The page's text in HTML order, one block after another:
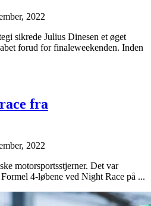
2022
sikrede Julius Dinesen et øget
forud for finaleweekenden. Inden
fra
2022
motorsportsstjerner. Det var
4-løbene ved Night Race på ...